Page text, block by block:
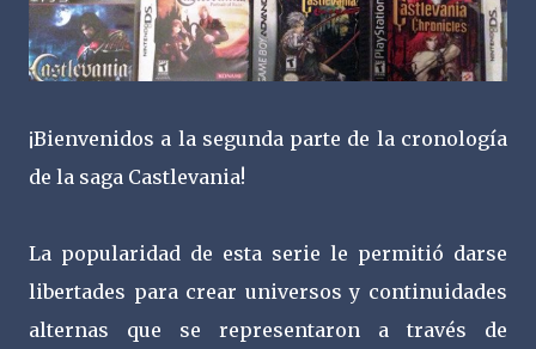
¡Bienvenidos a la segunda parte de la cronología
de la saga Castlevania!
La popularidad de esta serie le permitió darse
libertades para crear universos y continuidades
alternas que se representaron a través de